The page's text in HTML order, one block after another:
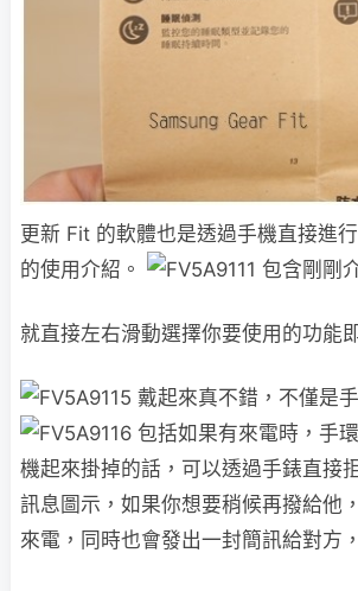
更新 Fit 的軟體也是透過手機直接進行
的使用介紹。
包含剛剛
就直接左右滑動選擇你要使用的功能
戴起來真不錯，不僅是
包括如果有來電時，手
機起來掛掉的話，可以透過手錶直接
訊息圖示，如果你想要稍候再撥給他
來電，同時也會發出一封簡訊給對方